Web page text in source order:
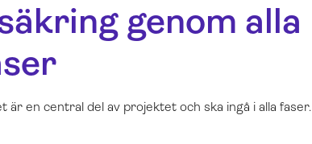
genom alla
är en central del av projektet och ska ingå i alla faser.